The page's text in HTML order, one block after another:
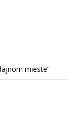
mieste